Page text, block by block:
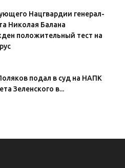
Нацгвардии генерал-
Николая Балана
положительный тест на
подал в суд на НАПК
Зеленского в...